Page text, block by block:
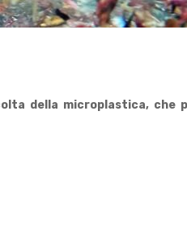
della microplastica, che